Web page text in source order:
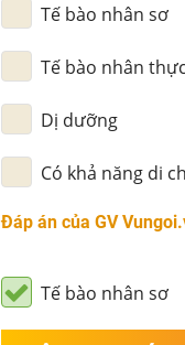
Tế bào nhân sơ
Tế bào nhân thực
Dị dưỡng
Có khả năng di
Đáp án của GV
Tế bào nhân sơ